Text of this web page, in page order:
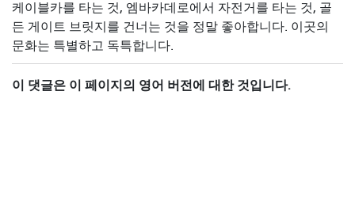
케이블카를 타는 것, 엠바카데로에서 자전거를 타는 것, 골
든 게이트 브릿지를 건너는 것을 정말 좋아합니다. 이곳의
문화는 특별하고 독특합니다.
이 댓글은 이 페이지의 영어 버전에 대한 것입니다.